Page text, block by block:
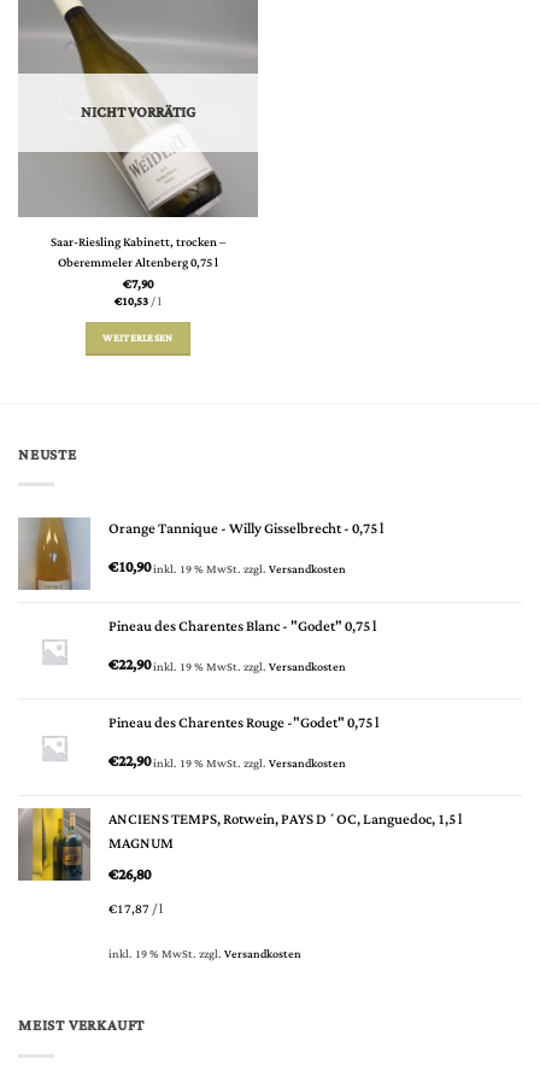
NICHT VORRÄTIG
Saar-Riesling Kabinett, trocken –
Oberemmeler Altenberg 0,75 l
€7,90
€10,53/l
WEITERLESEN
NEUSTE
Orange Tannique - Willy Gisselbrecht - 0,75 l
€10,90inkl. 19 % MwSt.zzgl.Versandkosten
Pineau des Charentes Blanc - "Godet" 0,75 l
€22,90inkl. 19 % MwSt.zzgl.Versandkosten
Pineau des Charentes Rouge -"Godet" 0,75 l
€22,90inkl. 19 % MwSt.zzgl.Versandkosten
ANCIENS TEMPS, Rotwein, PAYS D´OC, Languedoc, 1,5 l
MAGNUM
€26,80
€17,87/l
inkl. 19 % MwSt.zzgl.Versandkosten
MEIST VERKAUFT